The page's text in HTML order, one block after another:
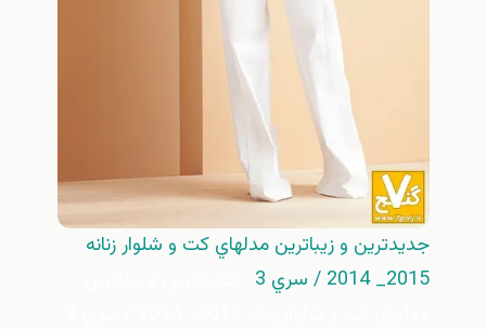
جديدترين و زيباترين مدلهاي كت و شلوار زنانه
2015_ 2014 / سري 3